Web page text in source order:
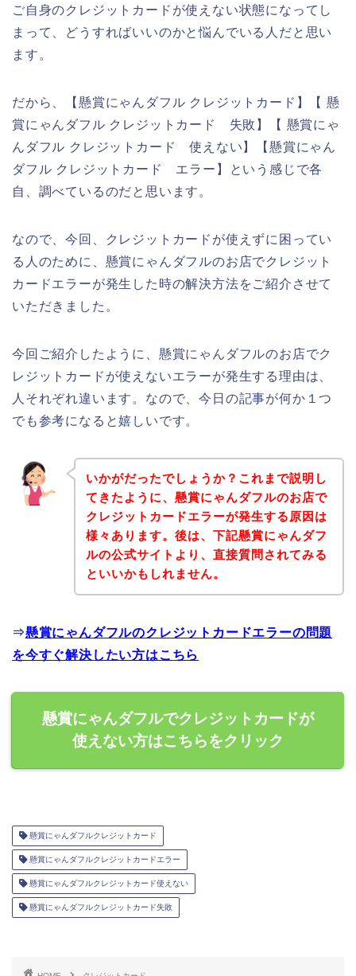
ご自身のクレジットカードが使えない状態になってし
まって、どうすればいいのかと悩んでいる人だと思い
ます。
だから、【懸賞にゃんダフル クレジットカード】【 懸
賞にゃんダフル クレジットカード 失敗】【 懸賞にゃ
んダフル クレジットカード 使えない】【懸賞にゃん
ダフル クレジットカード エラー】という感じで各
自、調べているのだと思います。
なので、今回、クレジットカードが使えずに困ってい
る人のために、懸賞にゃんダフルのお店でクレジット
カードエラーが発生した時の解決方法をご紹介させて
いただきました。
今回ご紹介したように、懸賞にゃんダフルのお店でク
レジットカードが使えないエラーが発生する理由は、
人それぞれ違います。なので、今日の記事が何か１つ
でも参考になると嬉しいです。
いかがだったでしょうか？これまで説明し
てきたように、懸賞にゃんダフルのお店で
クレジットカードエラーが発生する原因は
様々あります。後は、下記懸賞にゃんダフ
ルの公式サイトより、直接質問されてみる
といいかもしれません。
⇒懸賞にゃんダフルのクレジットカードエラーの問題
を今すぐ解決したい方はこちら
懸賞にゃんダフルでクレジットカードが
使えない方はこちらをクリック
懸賞にゃんダフルクレジットカード
懸賞にゃんダフルクレジットカードエラー
懸賞にゃんダフルクレジットカード使えない
懸賞にゃんダフルクレジットカード失敗